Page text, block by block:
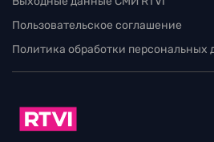
Пользовательское соглашение
Политика обработки персональных